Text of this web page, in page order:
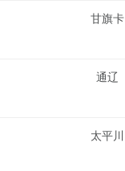
甘旗卡
通辽
太平川